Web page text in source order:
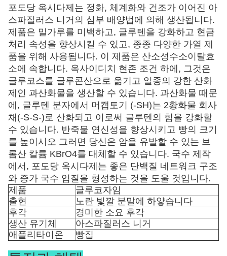
포도당 옥시다제는 정화, 체계화와 건조가 이어진 아
스파질러스 니거의 심부 배양법에 의해 생산됩니다.
제품은 밀가루를 미백하고, 글루텐을 강화하고 현금
처리 속성을 향상시킬 수 있고, 종종 다양한 가열 제
품을 위해 사용됩니다. 이 제품은 산소성수소이탈효
소에 속합니다. 옥사이디치 현존 조건 하에, 그것은
글루코스를 글루콘산으로 옮기고 일종의 강한 산화
제인 과산화물을 생산할 수 있습니다. 과산화물 때문
에, 글루텐 분자에서 머캡토기 (-SH)는 2황화물 회사
채(-S-S-)로 산화되고 이로써 글루텐의 힘을 강화할
수 있습니다. 반죽물 연신성을 향상시키고 빵의 크기
를 높이시오 그러면 당신은 암을 유발할 수 있는 브
롬산 칼륨 KBrO4를 대체할 수 있습니다. 국수 제작
에서, 포도당 옥시다제는 좋은 단백질 네트워크 구조
와 증가 국수 입질을 형성하는 것을 도울 것입니다.
제품
글루코자임
출현
노란 빛깔 분말에 하얗습니다
후각
경미한 소요 후각
생산 유기체
아스파질러스 니거
애플리타이온
빵집